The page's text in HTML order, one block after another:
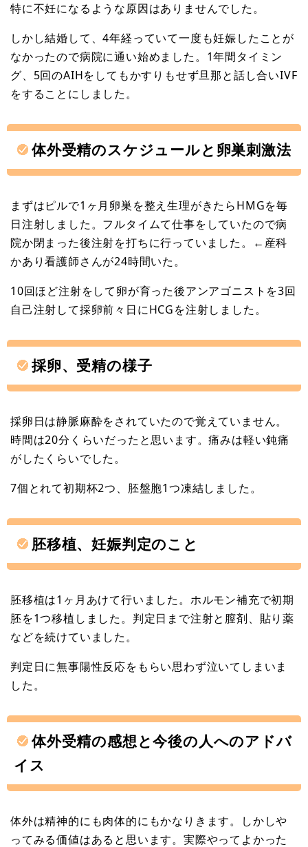
特に不妊になるような原因はありませんでした。
しかし結婚して、4年経っていて一度も妊娠したことが
なかったので病院に通い始めました。1年間タイミン
グ、5回のAIHをしてもかすりもせず旦那と話し合いIVF
をすることにしました。
体外受精のスケジュールと卵巣刺激法
まずはピルで1ヶ月卵巣を整え生理がきたらHMGを毎
日注射しました。フルタイムて仕事をしていたので病
院か閉まった後注射を打ちに行っていました。←産科
かあり看護師さんが24時間いた。
10回ほど注射をして卵が育った後アンアゴニストを3回
自己注射して採卵前々日にHCGを注射しました。
採卵、受精の様子
採卵日は静脈麻酔をされていたので覚えていません。
時間は20分くらいだったと思います。痛みは軽い鈍痛
がしたくらいでした。
7個とれて初期杯2つ、胚盤胞1つ凍結しました。
胚移植、妊娠判定のこと
胚移植は1ヶ月あけて行いました。ホルモン補充で初期
胚を1つ移植しました。判定日まで注射と膣剤、貼り薬
などを続けていました。
判定日に無事陽性反応をもらい思わず泣いてしまいま
した。
体外受精の感想と今後の人へのアドバ
イス
体外は精神的にも肉体的にもかなりきます。しかしや
ってみる価値はあると思います。実際やってよかった